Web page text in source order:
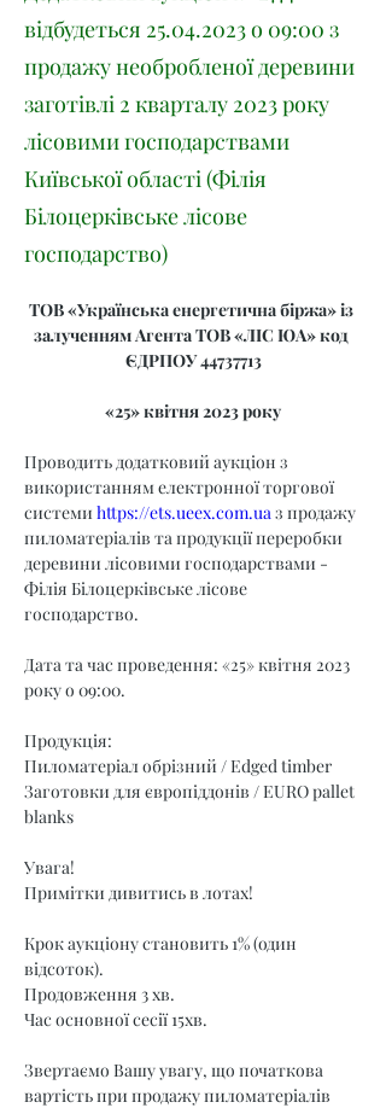
відбудеться 25.04.2023о 09:00 з
продажу необробленої деревини
заготівлі 2 кварталу 2023 року
лісовими господарствами
Київської області (Філія
Білоцерківське лісове
господарство)
ТОВ «Українська енергетична біржа» із
залученням Агента ТОВ «ЛІС ЮА» код
ЄДРПОУ 44737713
«25» квітня 2023 року
Проводить додатковий аукціон з
використанням електронної торгової
системи https://ets.ueex.com.ua з продажу
пиломатеріалів та продукції переробки
деревини лісовими господарствами -
Філія Білоцерківське лісове
господарство.
Дата та час проведення: «25» квітня 2023
року о 09:00.
Продукція:
Пиломатеріал обрізний / Edged timber
Заготовки для європіддонів / EURO pallet
blanks
Увага!
Примітки дивитись в лотах!
Крок аукціону становить 1% (один
відсоток).
Продовження 3 хв.
Час основної сесії 15хв.
Звертаємо Вашу увагу, що початкова
вартість при продажу пиломатеріалів